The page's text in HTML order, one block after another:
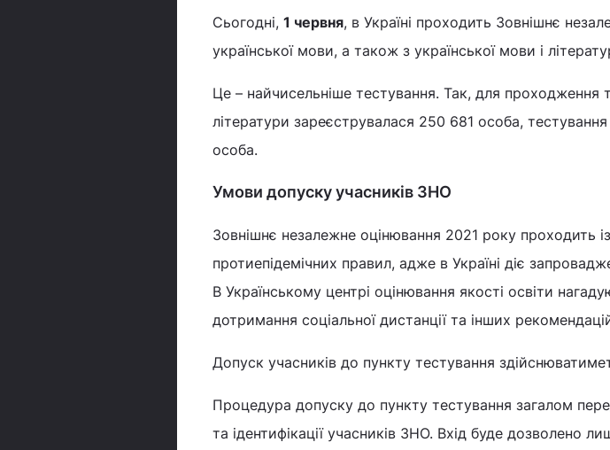
Сьогодні, 1 червня, в Україні проходить Зовнішнє
української мови, а також з української мови і
Це – найчисельніше тестування. Так, для проходження
літератури зареєструвалася 250 681 особа,
особа.
Умови допуску учасників ЗНО
Зовнішнє незалежне оцінювання 2021 року проходить
протиепідемічних правил, адже в Україні діє
В Українському центрі оцінювання якості освіти
дотримання соціальної дистанції та інших
Допуск учасників до пункту тестування
Процедура допуску до пункту тестування загалом
та ідентифікації учасників ЗНО. Вхід буде дозволено